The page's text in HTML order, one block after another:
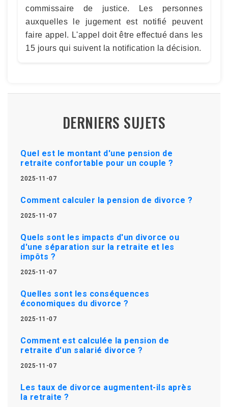
commissaire de justice. Les personnes
auxquelles le jugement est notifié peuvent
faire appel. L'appel doit être effectué dans les
15 jours qui suivent la notification la décision.
DERNIERS SUJETS
Quel est le montant d'une pension de
retraite confortable pour un couple ?
2025-11-07
Comment calculer la pension de divorce ?
2025-11-07
Quels sont les impacts d'un divorce ou
d'une séparation sur la retraite et les
impôts ?
2025-11-07
Quelles sont les conséquences
économiques du divorce ?
2025-11-07
Comment est calculée la pension de
retraite d'un salarié divorce ?
2025-11-07
Les taux de divorce augmentent-ils après
la retraite ?